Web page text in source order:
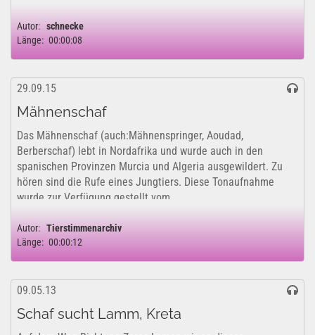
Autor: schnecke
Länge: 00:00:08
29.09.15
Mähnenschaf
Das Mähnenschaf (auch:Mähnenspringer, Aoudad,
Berberschaf) lebt in Nordafrika und wurde auch in den
spanischen Provinzen Murcia und Algeria ausgewildert. Zu
hören sind die Rufe eines Jungtiers. Diese Tonaufnahme
wurde zur Verfügung gestellt vom...
Autor: Tierstimmenarchiv
Länge: 00:00:12
09.05.13
Schaf sucht Lamm, Kreta